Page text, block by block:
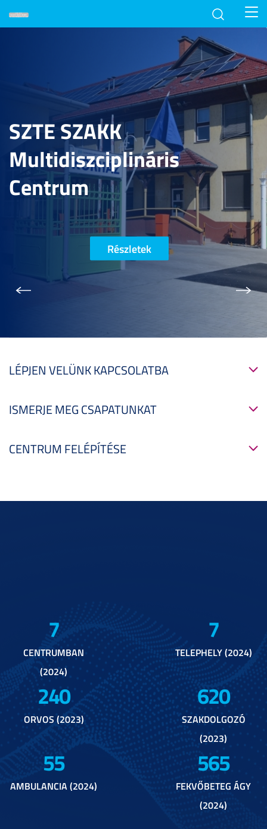
SZTE SZAKK
Multidiszciplináris
Centrum
Részletek
LÉPJEN VELÜNK KAPCSOLATBA
ISMERJE MEG CSAPATUNKAT
CENTRUM FELÉPÍTÉSE
7
CENTRUMBAN
(2024)
7
TELEPHELY (2024)
240
ORVOS (2023)
620
SZAKDOLGOZÓ
(2023)
55
AMBULANCIA (2024)
565
FEKVŐBETEG ÁGY
(2024)